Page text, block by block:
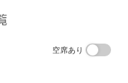
空席あり